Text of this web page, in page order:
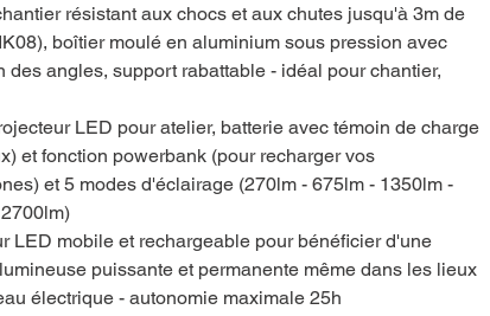
résistant aux chocs et aux chutes jusqu'à 3m de
boîtier moulé en aluminium sous pression avec
des angles, support rabattable - idéal pour chantier,
LED pour atelier, batterie avec témoin de charge
et fonction powerbank (pour recharger vos
et 5 modes d'éclairage (270lm - 675lm - 1350lm -
LED mobile et rechargeable pour bénéficier d'une
puissante et permanente même dans les lieux
électrique - autonomie maximale 25h